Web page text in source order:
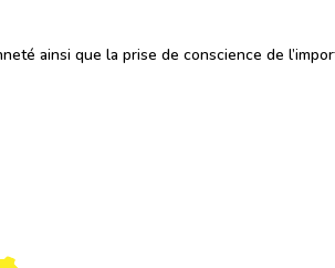
ainsi que la prise de conscience de